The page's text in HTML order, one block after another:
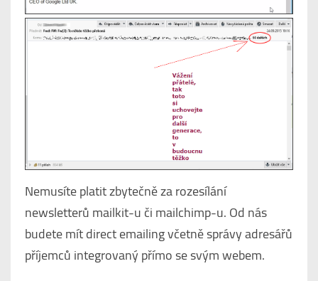
Nemusíte platit zbytečně za rozesílání
newsletterů mailkit-u či mailchimp-u. Od nás
budete mít direct emailing včetně správy adresářů
příjemců integrovaný přímo se svým webem.